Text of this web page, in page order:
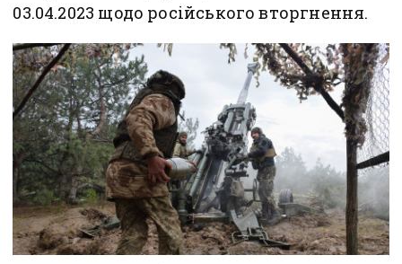
03.04.2023 щодо російського вторгнення.